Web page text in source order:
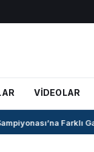
VİDEOLAR
Farklı